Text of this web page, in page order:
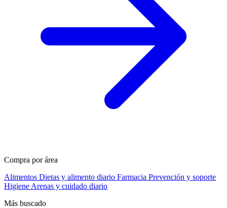
Compra por área
Alimentos Dietas y alimento diario Farmacia Prevención y soporte
Higiene Arenas y cuidado diario
Más buscado